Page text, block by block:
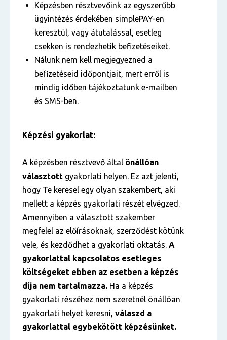
Képzésben résztvevőink az egyszerűbb
ügyintézés érdekében simplePAY-en
keresztül, vagy átutalással, esetleg
csekken is rendezhetik befizetéseiket.
Nálunk nem kell megjegyezned a
befizetéseid időpontjait, mert erről is
mindig időben tájékoztatunk e-mailben
és SMS-ben.
Képzési gyakorlat:
A képzésben résztvevő által önállóan
választott gyakorlati helyen. Ez azt jelenti,
hogy Te keresel egy olyan szakembert, aki
mellett a képzés gyakorlati részét elvégzed.
Amennyiben a választott szakember
megfelel az előírásoknak, szerződést kötünk
vele, és kezdődhet a gyakorlati oktatás. A
gyakorlattal kapcsolatos esetleges
költségeket ebben az esetben a képzés
díja nem tartalmazza. Ha a képzés
gyakorlati részéhez nem szeretnél önállóan
gyakorlati helyet keresni, válaszd a
gyakorlattal egybekötött képzésünket.